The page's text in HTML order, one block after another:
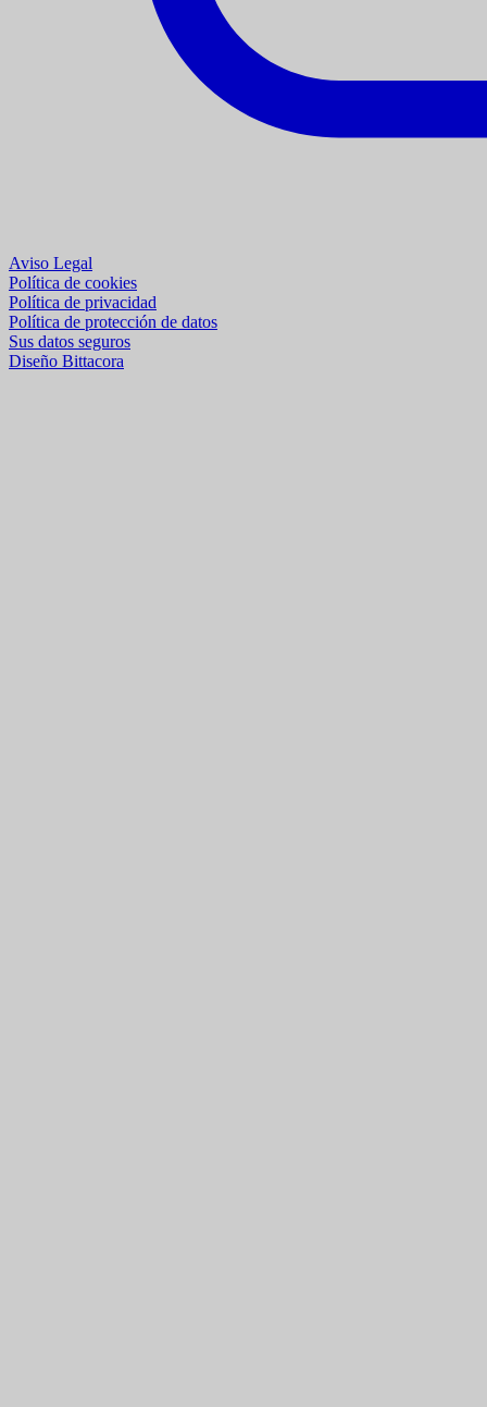
Aviso Legal
Política de cookies
Política de privacidad
Política de protección de datos
Sus datos seguros
Diseño Bittacora